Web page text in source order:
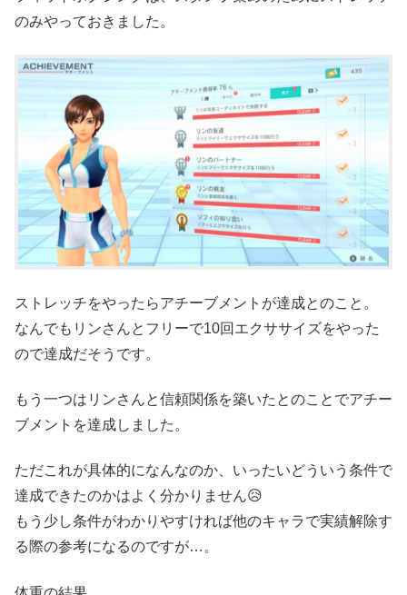
のみやっておきました。
ストレッチをやったらアチーブメントが達成とのこと。
なんでもリンさんとフリーで10回エクササイズをやった
ので達成だそうです。
もう一つはリンさんと信頼関係を築いたとのことでアチー
ブメントを達成しました。
ただこれが具体的になんなのか、いったいどういう条件で
達成できたのかはよく分かりません😥
もう少し条件がわかりやすければ他のキャラで実績解除す
る際の参考になるのですが…。